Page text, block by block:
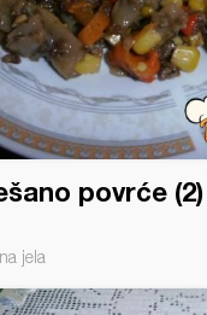
povrće (2)
jela